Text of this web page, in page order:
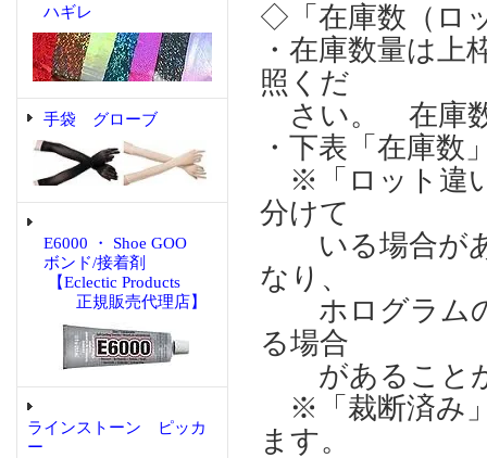
ハギレ
手袋 グローブ
E6000 ・ Shoe GOO
ボンド/接着剤
【Eclectic Products
正規販売代理店】
ラインストーン ピッカ
ー
◇「在庫数（ロ
・在庫数量は上
照くだ
さい。 在庫数
・下表「在庫
※「ロット違
分けて
いる場合があ
なり、
ホログラムの
る場合
があること
※「裁断済み
ます。